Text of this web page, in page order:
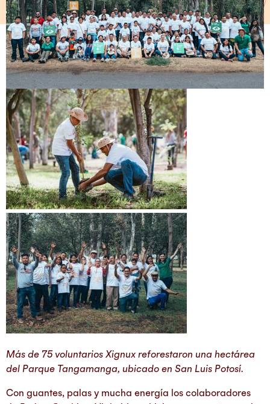
Más de 75 voluntarios Xignux reforestaron una hectárea
del Parque Tangamanga, ubicado en San Luis Potosí.
Con guantes, palas y mucha energía los colaboradores